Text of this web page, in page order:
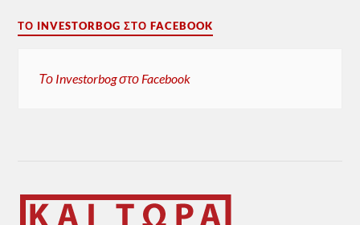
ΤΟ INVESTORBOG ΣΤΟ FACEBOOK
Το Investorbog στο Facebook